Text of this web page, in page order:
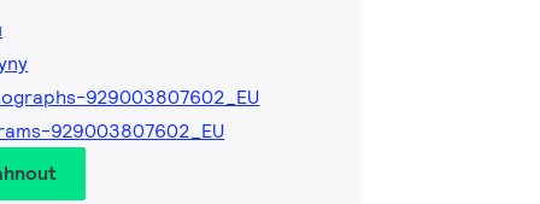
929003807602_EU
929003807602_EU